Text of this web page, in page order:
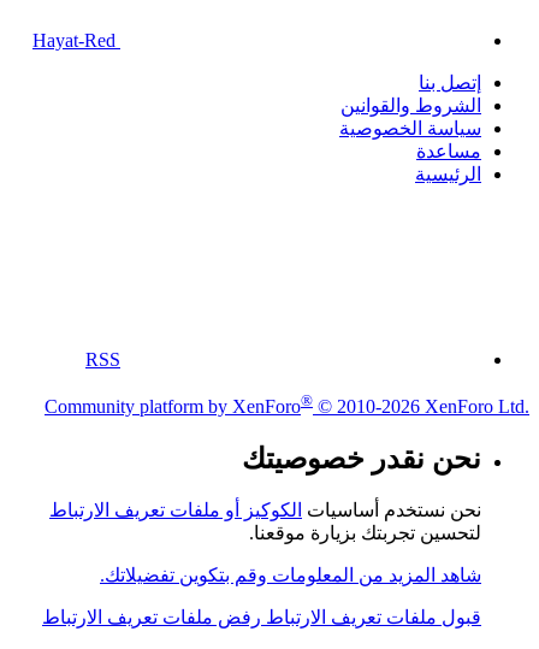
إتصل بنا
الشروط والقوانين
سياسة الخصوصية
مساعدة
الرئيسية
RSS
Community platform by XenForo® © 2010-2026 XenForo Ltd.
نحن نقدر خصوصيتك
نحن نستخدم أساسيات الكوكيز أو ملفات تعريف الارتباط
لتحسين تجربتك بزيارة موقعنا.
شاهد المزيد من المعلومات وقم بتكوين تفضيلاتك.
قبول ملفات تعريف الارتباط رفض ملفات تعريف الارتباط